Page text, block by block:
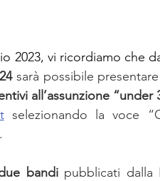
2023, vi ricordiamo che
all’assunzione “under
selezionando la voce
bandi pubblicati dalla